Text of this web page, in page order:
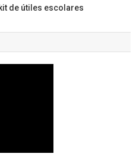
de útiles escolares